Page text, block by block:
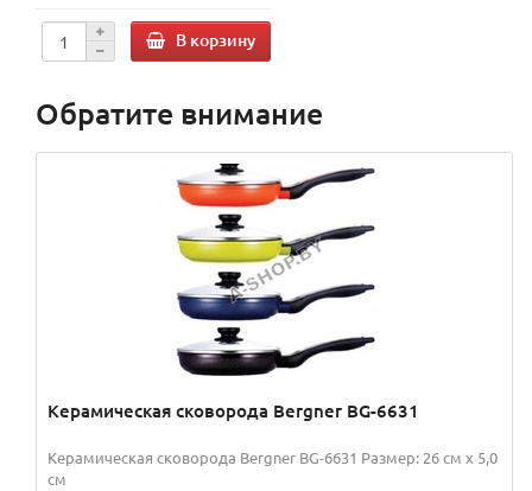
В корзину
Обратите внимание
Керамическая сковорода Bergner BG-6631
Керамическая сковорода Bergner BG-6631 Размер: 26 см х 5,0
см